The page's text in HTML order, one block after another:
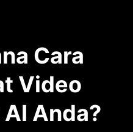
Cara
Video
Anda?